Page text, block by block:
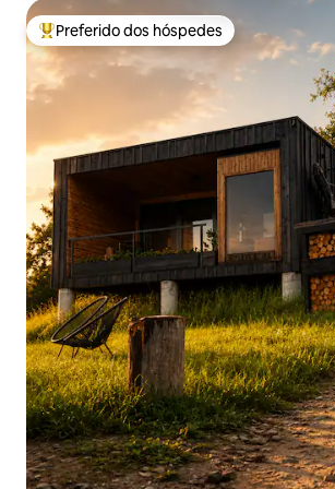
Entre os melhores preferidos dos hóspedes
Preferido dos hóspedes